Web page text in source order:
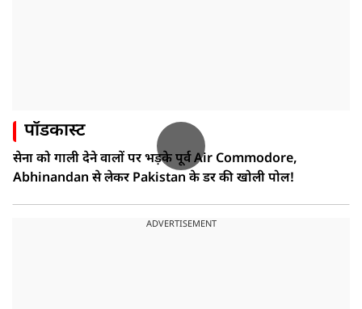
पॉडकास्ट
सेना को गाली देने वालों पर भड़के पूर्व Air Commodore,
Abhinandan से लेकर Pakistan के डर की खोली पोल!
ADVERTISEMENT